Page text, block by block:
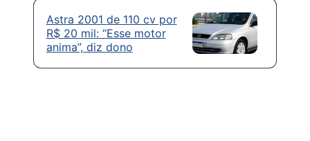
Astra 2001 de 110 cv por
R$ 20 mil: “Esse motor
anima”, diz dono